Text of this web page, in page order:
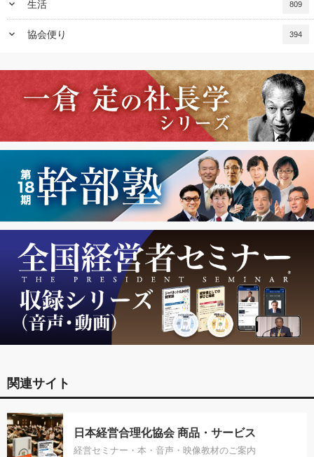
keyboard_arrow_down 生活 809
keyboard_arrow_down 協会便り 394
関連サイト
日本経営合理化協会 商品・サービス
経営セミナー・本・音声・映像教材のご案内